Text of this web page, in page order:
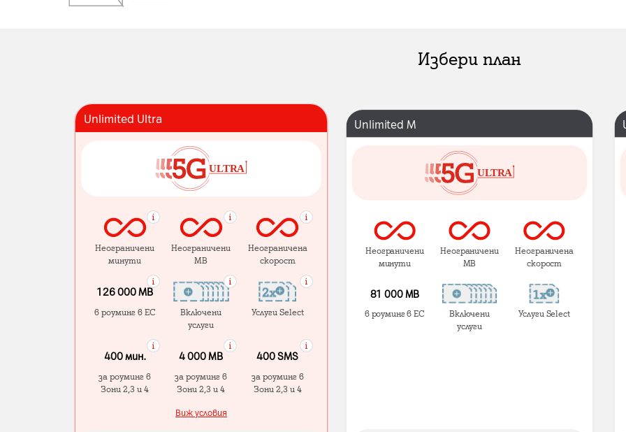
Избери план
Unlimited Ultra
Неограничени
минути
Неограничени
MB
Неограничена
скорост
126 000 MB
в роуминг в ЕС
Включени
услуги
Услуги Select
400 мин.
за роуминг в
Зони 2,3 и 4
4 000 МB
за роуминг в
Зони 2,3 и 4
400 SMS
за роуминг в
Зони 2,3 и 4
Виж условия
Unlimited M
Неограничени
минути
Неограничени
MB
Неограничена
скорост
81 000 МВ
в роуминг в ЕС
Включени
услуги
Услуги Select